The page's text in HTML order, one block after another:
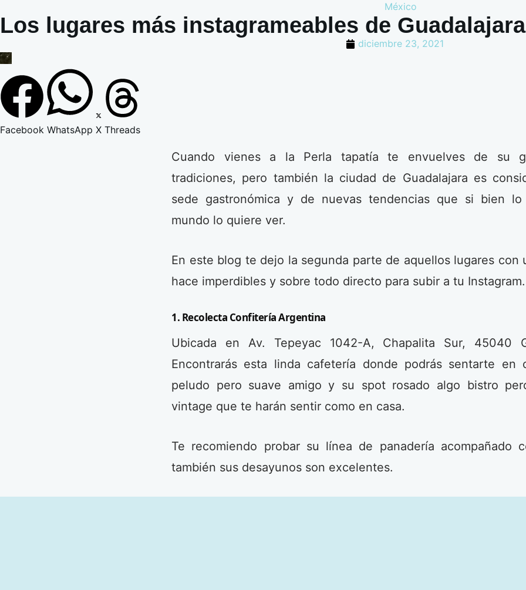
México
Los lugares más instagrameables de
diciembre 23, 2021
Facebook WhatsApp X Threads
Cuando vienes a la Perla tapatía te envuelves de su
tradiciones, pero también la ciudad de Guadalajara es
sede gastronómica y de nuevas tendencias que si bien lo
mundo lo quiere ver.
En este blog te dejo la segunda parte de aquellos lugares con
hace imperdibles y sobre todo directo para subir a tu Instagram.
1. Recolecta Confitería Argentina
Ubicada en Av. Tepeyac 1042-A, Chapalita Sur, 45040
Encontrarás esta linda cafetería donde podrás sentarte en
peludo pero suave amigo y su spot rosado algo bistro
vintage que te harán sentir como en casa.
Te recomiendo probar su línea de panadería acompañado
también sus desayunos son excelentes.